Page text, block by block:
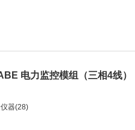
电力监控模组（三相4线）
仪器(28)